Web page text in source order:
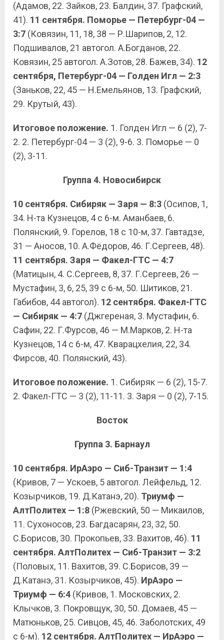
(Адамов, 22. Зайков, 23. Балдин, 37. Графский,
41). 11 сентября. Поморье — Петербург-04 —
3:7 (Ковязин, 11, 18, 38 — Р.Шарипов, 2, 12.
Подшивалов, 21 автогол. А.Богданов, 22.
Ковязин, 25 автогол. А.Зотов, 28. Бажев, 34). 12
сентября, Петербург-04 — Голден Игл — 2:3
(Заньков, 22, 45 — Н.Емельянов, 13. Графский,
29. Крутый, 43).
Итоговое положение. 1. Голден Игл — 6 (2), 7-
2. 2. Петербург-04 — 3 (2), 9-6. 3. Поморье — 0
(2), 3-11.
Группа 4. Новосибирск
10 сентября. Сибиряк — Заря — 8:3 (Осипов, 1,
34. Н-та Кузнецов, 4 с 6-м. Аманбаев, 6.
Полянский, 9. Горелов, 18 с 10-м, 37. Гавтадзе,
31 — Аносов, 10. А.Фёдоров, 46. Г.Сергеев, 48).
11 сентября. Заря — Факел-ГТС — 4:7
(Матицын, 4. С.Сергеев, 8, 37. Г.Сергеев, 26 —
Мустафин, 3, 6, 25, 39 с 6-м, 50. Шитиков, 21.
Габибов, 44 автогол). 12 сентября. Факел-ГТС
— Сибиряк — 4:7 (Джгереная, 3. Мустафин, 6.
Сафин, 22. Г.Фурсов, 46 — М.Марков, 2. Н-та
Кузнецов, 14 с 6-м, 47. Кварацхелия, 22, 34.
Фирсов, 40. Полянский, 43).
Итоговое положение. 1. Сибиряк — 6 (2), 15-7.
2. Факел-ГТС — 3 (2), 11-11. 3. Заря — 0 (2), 7-15.
Восток
Группа 3. Барнаул
10 сентября. ИрАэро — Сиб-Транзит — 1:4
(Кривов, 7 — Ускоев, 5 автогол. Лейфельд, 12.
Козырчиков, 19. Д.Катанэ, 20). Триумф —
АлтПолитех — 1:8 (Ржевский, 50 — Микаилов,
11. Сухоносов, 23. Багдасарян, 23, 32, 50.
С.Борисов, 30. Прокопьев, 33. Вахитов, 46). 11
сентября. АлтПолитех — Сиб-Транзит — 3:2
(Половых, 11. Вахитов, 39. С.Борисов, 39 —
Д.Катанэ, 31. Козырчиков, 45). ИрАэро —
Триумф — 6:4 (Кривов, 1. Московских, 2.
Клычков, 3. Покровщук, 30, 50. Домаев, 45 —
Матюньков, 25. Сивцов, 45, 46. Заболотских, 49
с 6-м). 12 сентября. АлтПолитех — ИрАэро —